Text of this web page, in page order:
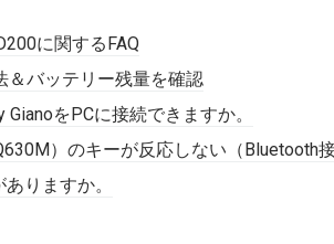
に関するFAQ
＆バッテリー残量を確認
をPCに接続できますか。
）のキーが反応しない（Bluetooth接
りますか。